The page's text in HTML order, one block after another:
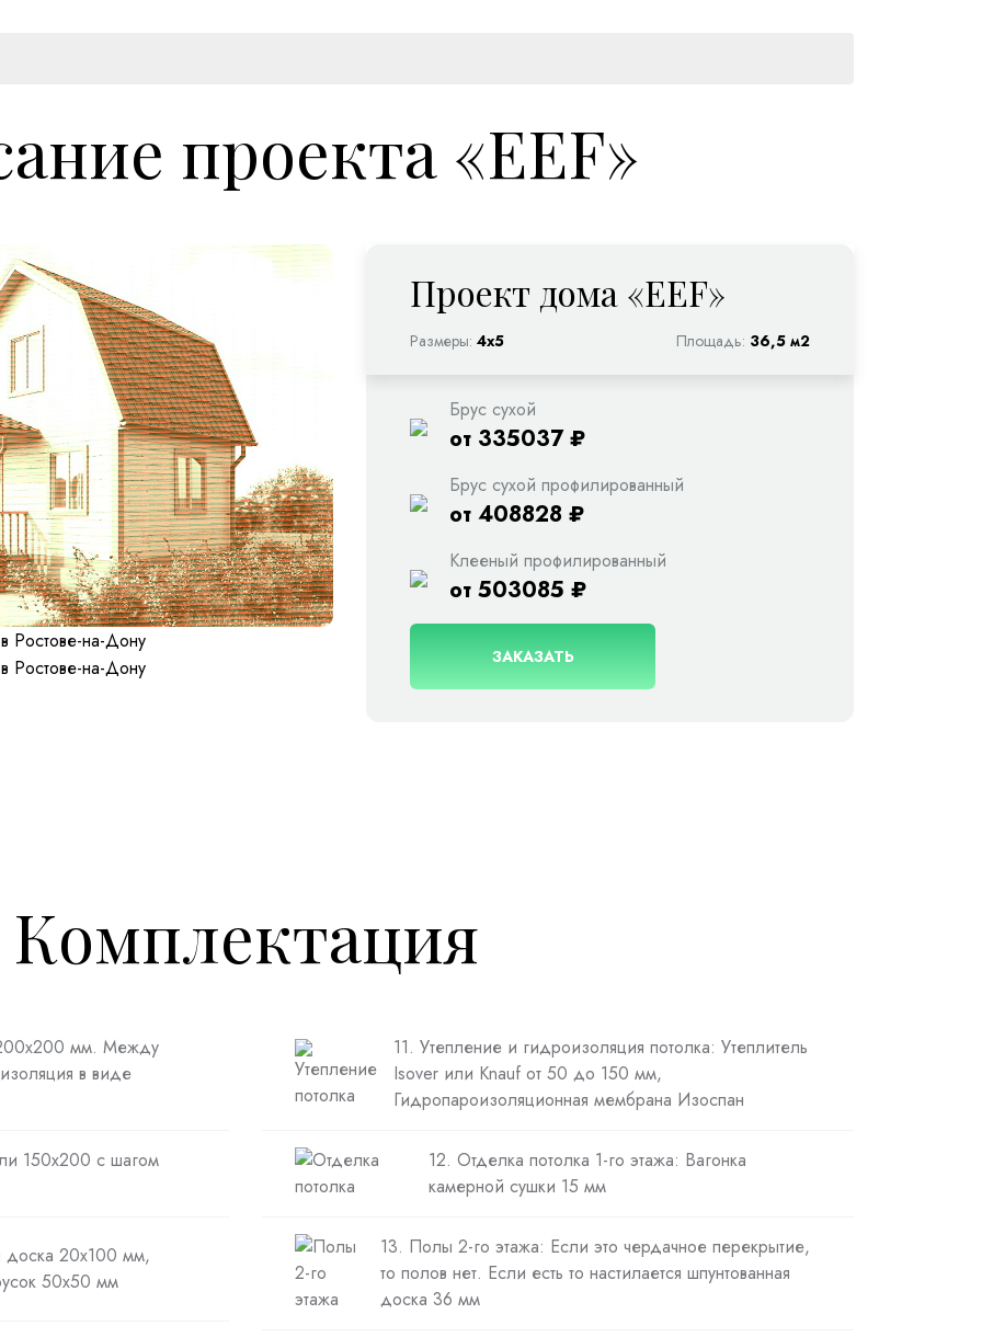
проекта «EEF»
Проект дома «EEF»
Размеры: 4х5 Площадь: 36,5 м2
Брус сухой
от 335037 ₽
Брус сухой профилированный
от 408828 ₽
Клееный профилированный
от 503085 ₽
ЗАКАЗАТЬ
Комплектация
мм. Между
в виде
150х200 с шагом
20х100 мм,
50х50 мм
11. Утепление и гидроизоляция потолка: Утеплитель
Isover или Knauf от 50 до 150 мм,
Гидропароизоляционная мембрана Изоспан
12. Отделка потолка 1-го этажа: Вагонка
камерной сушки 15 мм
13. Полы 2-го этажа: Если это чердачное перекрытие,
то полов нет. Если есть то настилается шпунтованная
доска 36 мм